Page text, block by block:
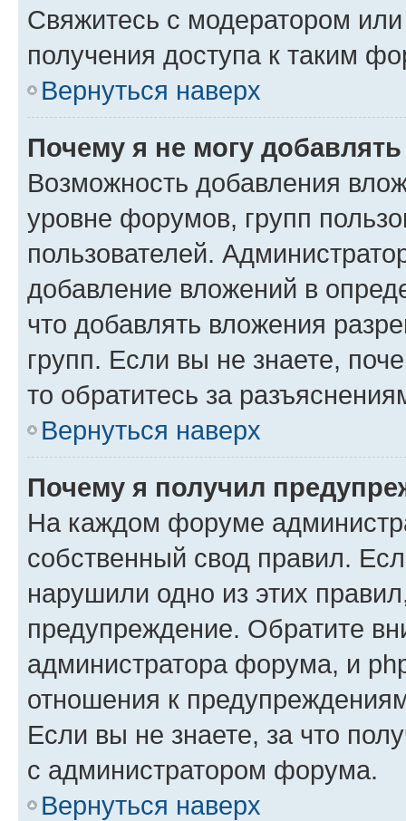
Свяжитесь с модератором
получения доступа к таким
Вернуться наверх
Почему я не могу
Возможность добавления
уровне форумов, групп
пользователей.
добавление вложений в
что добавлять вложения
групп. Если вы не знаете,
то обратитесь за
Вернуться наверх
Почему я получил
На каждом форуме
собственный свод правил.
нарушили одно из этих
предупреждение. Обратите
администратора форума, и
отношения к
Если вы не знаете, за что
с администратором форума.
Вернуться наверх